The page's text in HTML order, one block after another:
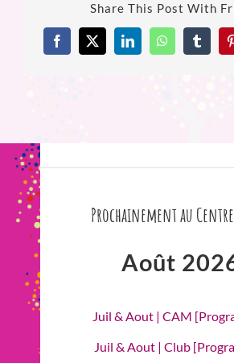
Share This Post With
Facebook
X LinkedInWhatsAppTumblr
Prochainement au
Août
Juil & Aout | CAM
Juil & Aout | Club